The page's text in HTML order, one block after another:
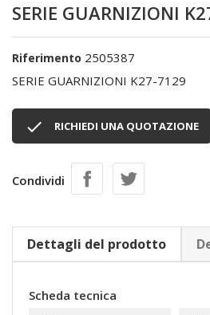
SERIE GUARNIZIONI
Riferimento 2505387
SERIE GUARNIZIONI K27-7129
 RICHIEDI UNA QUOTAZIONE
Condividi
Dettagli del prodotto
Scheda tecnica